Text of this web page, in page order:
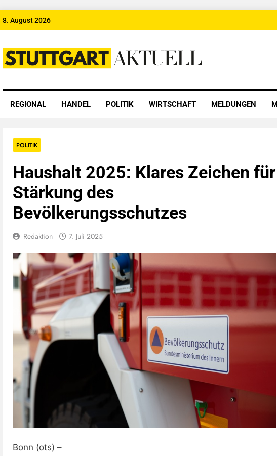
Skip
8. August 2026
Stuttgart Aktuell
REGIONAL HANDEL POLITIK WIRTSCHAFT MELDUNGEN
POLITIK
Haushalt 2025: Klares Zeichen für
Stärkung des
Bevölkerungsschutzes
Redaktion 7. Juli 2025
Bonn (ots) –